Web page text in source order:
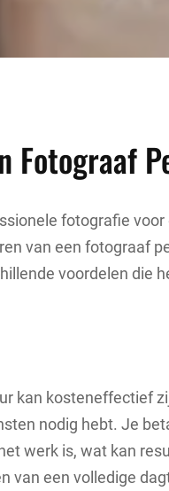
Fotograaf
fotografie
van een fotograaf
voordelen die
kan kosteneffectief
nodig hebt. Je
werk is, wat kan
van een volledige